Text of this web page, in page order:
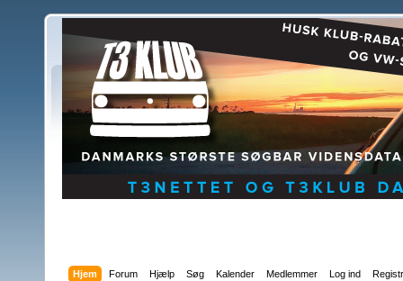
Hjem Forum Hjælp Søg Kalender Medlemmer Log ind